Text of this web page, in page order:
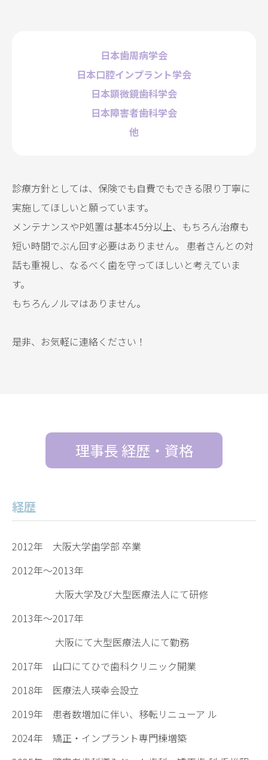
日本歯周病学会
日本口腔インプラント学会
日本顕微鏡歯科学会
日本障害者歯科学会
他
診療方針としては、保険でも自費でもできる限り丁寧に
実施してほしいと願っています。
メンテナンスやP処置は基本45分以上、もちろん治療も
短い時間でぶん回す必要はありません。 患者さんとの対
話も重視し、なるべく歯を守ってほしいと考えていま
す。
もちろんノルマはありません。
是非、お気軽に連絡ください！
理事長 経歴・資格
経歴
2012年
大阪大学歯学部 卒業
2012年〜2013年
大阪大学及び大型医療法人にて研修
2013年〜2017年
大阪にて大型医療法人にて勤務
2017年
山口にてひで歯科クリニック開業
2018年
医療法人瑛幸会設立
2019年
患者数増加に伴い、移転リニューア ル
2024年
矯正・インプラント専門棟増築